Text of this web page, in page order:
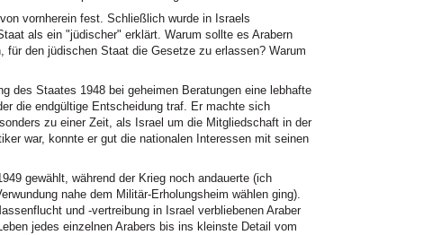
vornherein fest. Schließlich wurde in Israels
als ein "jüdischer" erklärt. Warum sollte es Arabern
für den jüdischen Staat die Gesetze zu erlassen? Warum
des Staates 1948 bei geheimen Beratungen eine lebhafte
die endgültige Entscheidung traf. Er machte sich
zu einer Zeit, als Israel um die Mitgliedschaft in der
war, konnte er gut die nationalen Interessen mit seinen
gewählt, während der Krieg noch andauerte (ich
nahe dem Militär-Erholungsheim wählen ging).
und -vertreibung in Israel verbliebenen Araber
jedes einzelnen Arabers bis ins kleinste Detail vom